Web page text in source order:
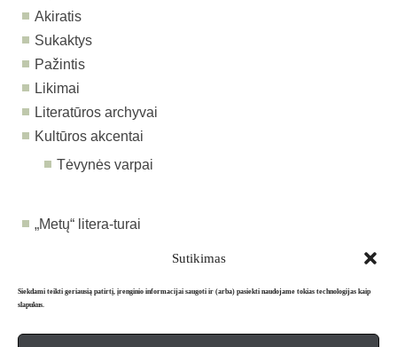
Sutikimas
Siekdami teikti geriausią patirtį, įrenginio informacijai saugoti ir (arba) pasiekti naudojame tokias technologijas kaip
slapukus.
Akiratis
Sukaktys
Pažintis
Likimai
Literatūros archyvai
Kultūros akcentai
Tėvynės varpai
„Metų“ litera-turai